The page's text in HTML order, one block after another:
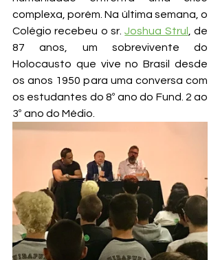
complexa, porém. Na última semana, o
Colégio recebeu o sr. Joshua Strul
, de
87 anos, um sobrevivente do
Holocausto que vive no Brasil desde
os anos 1950 para uma conversa com
os estudantes do 8º ano do Fund. 2 ao
3º ano do Médio.